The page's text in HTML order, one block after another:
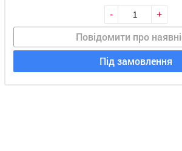
- +
Повідомити про
Під замовлення